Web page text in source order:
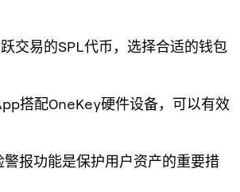
交易的SPL代币，选择合适的钱包
搭配OneKey硬件设备，可以有效
报功能是保护用户资产的重要措